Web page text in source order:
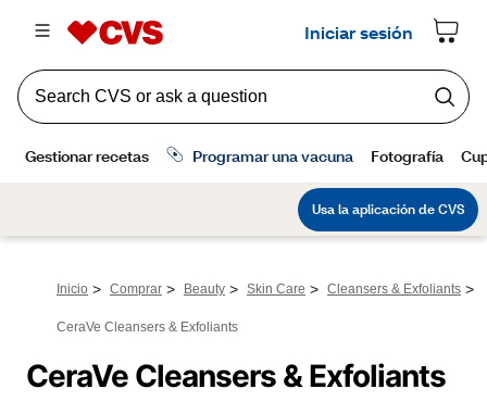
Inicio > Comprar > Beauty > Skin Care > Cleansers & Exfoliants >
CeraVe Cleansers & Exfoliants
CeraVe Cleansers & Exfoliants